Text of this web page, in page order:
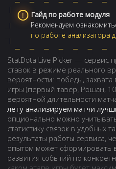
Гайд по работе модуля
Рекомендуем
по работе анализатора
StatDota Live Picker — сервис
ставок в режиме реального
вероятности: победы,
игры (первый тавер, Рошан,
вероятной длительности
лету анализируем матчи
опционально можно
статистику связок в удобных
результаты работы сервиса,
опытом может сформировать
развития событий по